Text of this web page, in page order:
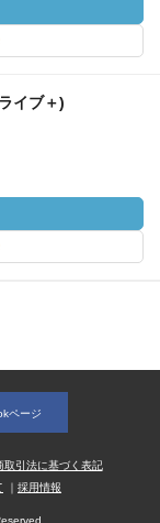
イブ＋)
ページ
取引法に基づく表記
採用情報